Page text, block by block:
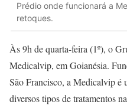
Prédio onde funcionará a
retoques.
Às 9h de quarta-feira (1º), o
Medicalvip, em Goianésia.
São Francisco, a Medicalvip é
diversos tipos de tratamentos